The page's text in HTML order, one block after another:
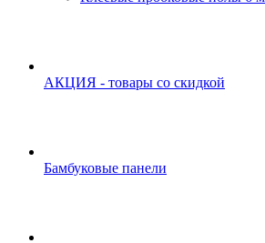
АКЦИЯ - товары со скидкой
Бамбуковые панели